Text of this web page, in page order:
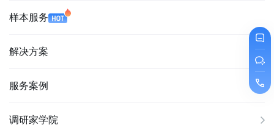
样本服务
解决方案
服务案例
调研家学院